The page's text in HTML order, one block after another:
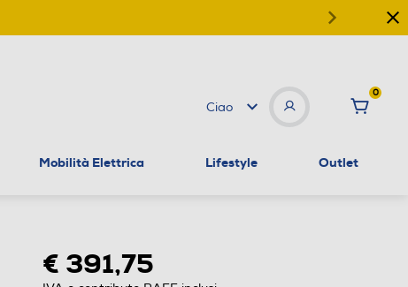
Ciao
0
Mobilità Elettrica Lifestyle Outlet
€ 391,75